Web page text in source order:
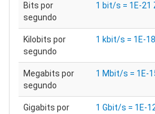
Bits por
segundo
1 bit/s = 1E-21
Kilobits por
segundo
1 kbit/s = 1E-
Megabits por
segundo
1 Mbit/s = 1E-
Gigabits por
1 Gbit/s = 1E-